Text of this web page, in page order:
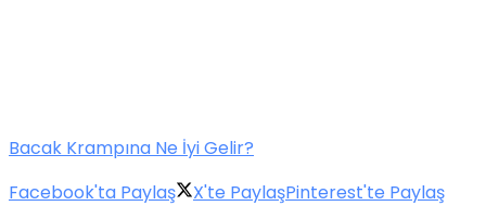
Bacak Krampına Ne İyi Gelir?
Facebook'ta Paylaş
X'te PaylaşPinterest'te Paylaş